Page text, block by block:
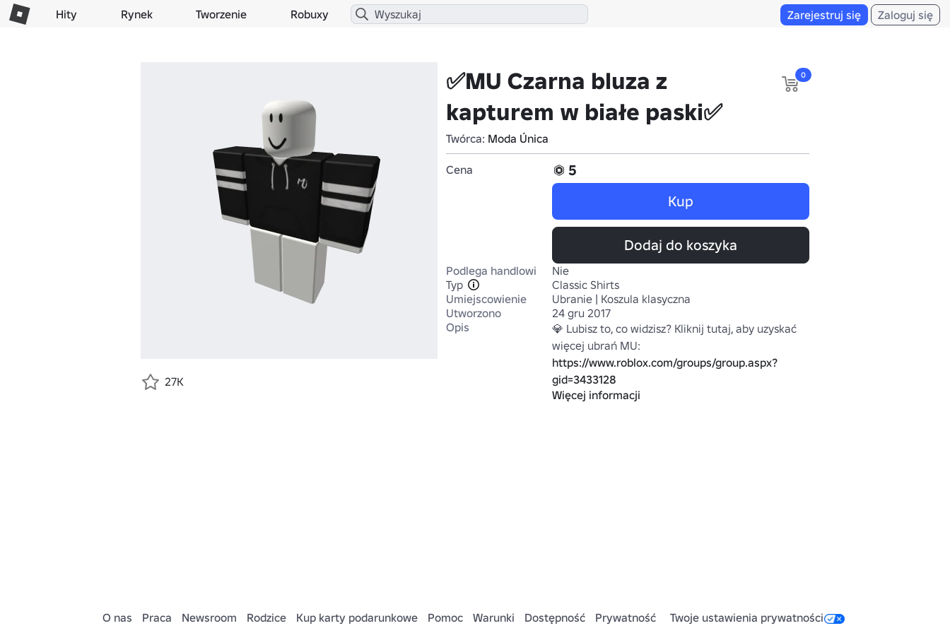
Hity Rynek Tworzenie Robuxy Zarejestruj się Zaloguj się
✅MU Czarna bluza z
kapturem w białe paski✅
Twórca: Moda Única
0
Cena
5
Kup
Dodaj do koszyka
Podlega handlowi
Nie
Typ
Classic Shirts
Umiejscowienie
Ubranie | Koszula klasyczna
Utworzono
24 gru 2017
Opis
💎 Lubisz to, co widzisz? Kliknij tutaj, aby uzyskać
https://www.roblox.com/groups/group.aspx?
gid=3433128
MU x SynxChazz
Więcej informacji
27K
O nas Praca Newsroom Rodzice Kup karty podarunkowe Pomoc Warunki Dostępność Prywatność Twoje ustawienia prywatności